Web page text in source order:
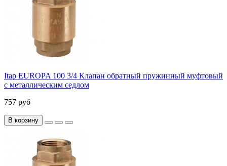
Itap EUROPA 100 3/4 Клапан обратный пружинный муфтовый
с металлическим седлом
757 руб
В корзину